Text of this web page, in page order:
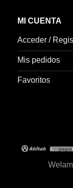
MI CUENTA
Acceder /
Mis pedidos
Favoritos